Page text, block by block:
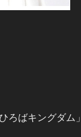
ばキングダム」